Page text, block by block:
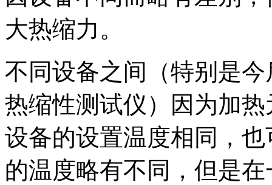
大热缩力。
不同设备之间（特别是
热缩性测试仪）因为加
设备的设置温度相同，
的温度略有不同，但是